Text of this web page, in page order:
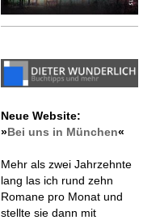
Neue Website:
»Bei uns in München«
Mehr als zwei Jahrzehnte
lang las ich rund zehn
Romane pro Monat und
stellte sie dann mit